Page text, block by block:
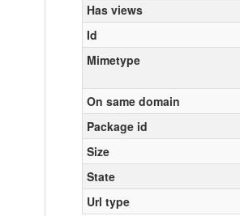
Has views
Id
Mimetype
On same domain
Package id
Size
State
Url type